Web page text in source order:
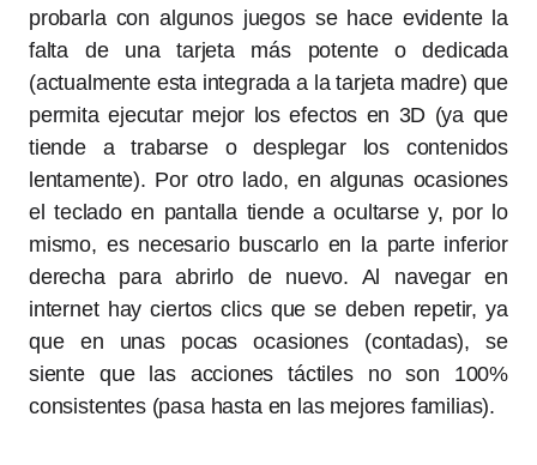
probarla con algunos juegos se hace evidente la
falta de una tarjeta más potente o dedicada
(actualmente esta integrada a la tarjeta madre) que
permita ejecutar mejor los efectos en 3D (ya que
tiende a trabarse o desplegar los contenidos
lentamente). Por otro lado, en algunas ocasiones
el teclado en pantalla tiende a ocultarse y, por lo
mismo, es necesario buscarlo en la parte inferior
derecha para abrirlo de nuevo. Al navegar en
internet hay ciertos clics que se deben repetir, ya
que en unas pocas ocasiones (contadas), se
siente que las acciones táctiles no son 100%
consistentes (pasa hasta en las mejores familias).